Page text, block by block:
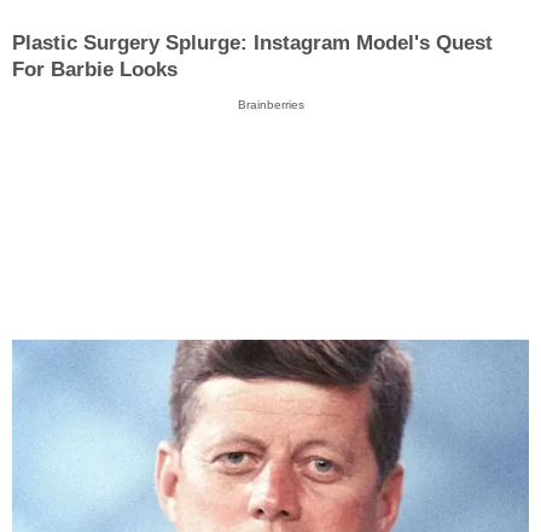
Plastic Surgery Splurge: Instagram Model's Quest
For Barbie Looks
Brainberries